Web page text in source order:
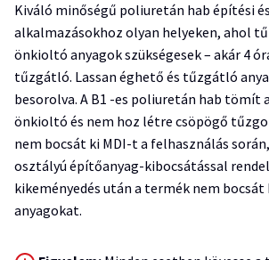
Kiváló minőségű poliuretán hab építési
alkalmazásokhoz olyan helyeken, ahol
önkioltó anyagok szükségesek – akár 4
tűzgátló. Lassan éghető és tűzgátló
besorolva. A B1 -es poliuretán hab tömít
önkioltó és nem hoz létre csöpögő
nem bocsát ki MDI-t a felhasználás
osztályú építőanyag-kibocsátással
kikeményedés után a termék nem bocsát
anyagokat.